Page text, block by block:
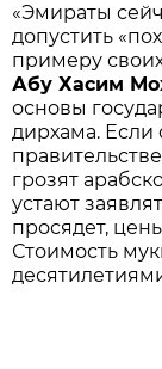
«Эмираты
допустить
примеру
АбуХасим
основы
дирхама. Если
грозят
устают
просядет,
Стоимость